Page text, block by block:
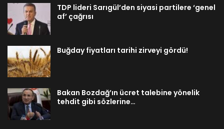
TDP lideri Sarıgül’den siyasi partilere ‘genel
af’ çağrısı
Buğday fiyatları tarihi zirveyi gördü!
Bakan Bozdağ’ın ücret talebine yönelik
tehdit gibi sözlerine…